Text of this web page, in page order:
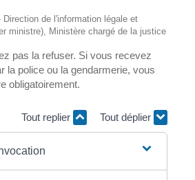
Direction de l'information légale et
ministre), Ministère chargé de la justice
pas la refuser. Si vous recevez
la police ou la gendarmerie, vous
obligatoirement.
Tout replier Tout déplier